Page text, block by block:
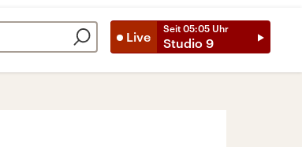
Live
Seit 05:05 Uhr
Studio 9